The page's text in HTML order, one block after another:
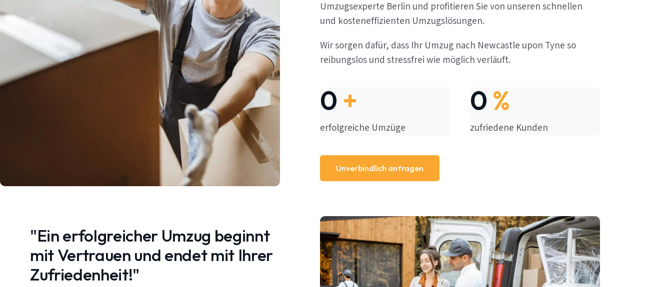
"Ein erfolgreicher Umzug beginnt
mit Vertrauen und endet mit Ihrer
Zufriedenheit!"
Umzugsexperte Berlin und profitieren Sie von unseren schnellen
und kosteneffizienten Umzugslösungen.
Wir sorgen dafür, dass Ihr Umzug nach Newcastle upon Tyne so
reibungslos und stressfrei wie möglich verläuft.
0 +
erfolgreiche Umzüge
0 %
zufriedene Kunden
Unverbindlich anfragen